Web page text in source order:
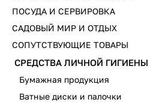
ПОСУДА И СЕРВИРОВКА
САДОВЫЙ МИР И ОТДЫХ
СОПУТСТВУЮЩИЕ ТОВАРЫ
СРЕДСТВА ЛИЧНОЙ ГИГИЕНЫ
Бумажная продукция
Ватные диски и палочки